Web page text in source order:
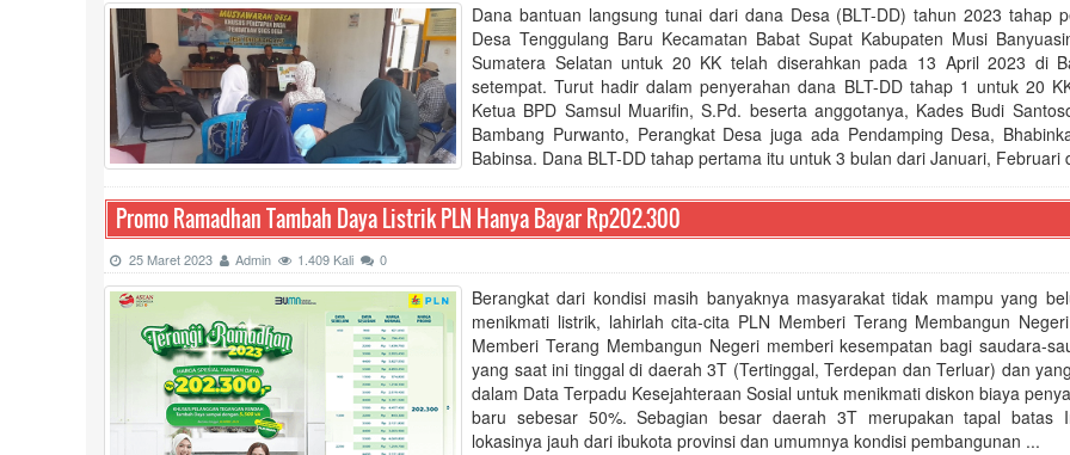
Dana bantuan langsung tunai dari dana Desa (BLT-DD) tahun 2023 tahap
Desa Tenggulang Baru Kecamatan Babat Supat Kabupaten Musi
Sumatera Selatan untuk 20 KK telah diserahkan pada 13 April 2023 di
setempat. Turut hadir dalam penyerahan dana BLT-DD tahap 1 untuk 20
Ketua BPD Samsul Muarifin, S.Pd. beserta anggotanya, Kades Budi
Bambang Purwanto, Perangkat Desa juga ada Pendamping Desa,
Babinsa. Dana BLT-DD tahap pertama itu untuk 3 bulan dari Januari, Februari
Promo Ramadhan Tambah Daya Listrik PLN Hanya Bayar Rp202.300
25 Maret 2023 Admin 1.409 Kali 0
Berangkat dari kondisi masih banyaknya masyarakat tidak mampu yang
menikmati listrik, lahirlah cita-cita PLN Memberi Terang Membangun
Memberi Terang Membangun Negeri memberi kesempatan bagi saudara-
yang saat ini tinggal di daerah 3T (Tertinggal, Terdepan dan Terluar) dan
dalam Data Terpadu Kesejahteraan Sosial untuk menikmati diskon biaya
baru sebesar 50%. Sebagian besar daerah 3T merupakan tapal batas
lokasinya jauh dari ibukota provinsi dan umumnya kondisi pembangunan ...